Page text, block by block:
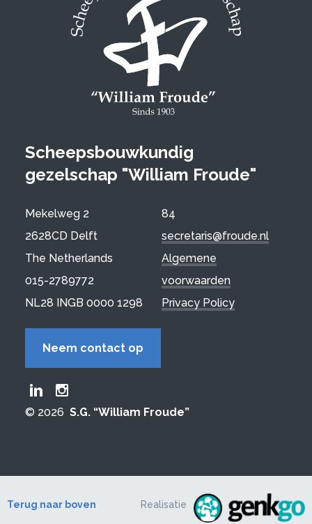
Scheepsbouwkundig
gezelschap "William Froude"
Mekelweg 2
2628CD Delft
The Netherlands
015-2789772
NL28 INGB 0000 1298
84
secretaris@froude.nl
Algemene
voorwaarden
Privacy Policy
Neem contact op
© 2026 S.G. “William Froude”
Terug naar boven Realisatie